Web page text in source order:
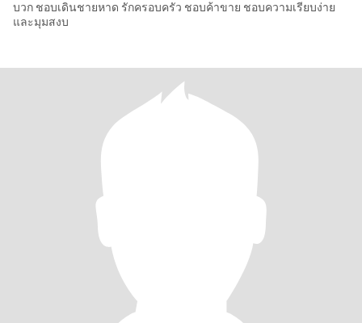
บวก ชอบเดินชายหาด รักครอบครัว ชอบค้าขาย ชอบความเรียบง่าย
และมุมสงบ